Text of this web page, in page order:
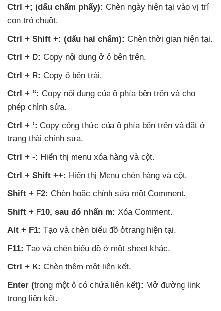
Ctrl +; (dấu chấm phẩy): Chèn ngày hiện tại vào vị trí
con trỏ chuột.
Ctrl + Shift +: (dấu hai chấm): Chèn thời gian hiện tại.
Ctrl + D: Copy nội dung ở ô bên trên.
Ctrl + R: Copy ô bên trái.
Ctrl + “: Copy nội dung của ô phía bên trên và cho
phép chỉnh sửa.
Ctrl + ‘: Copy công thức của ô phía bên trên và đặt ở
trạng thái chỉnh sửa.
Ctrl + -: Hiển thị menu xóa hàng và cột.
Ctrl + Shift ++: Hiển thị Menu chèn hàng và cột.
Shift + F2: Chèn hoặc chỉnh sửa một Comment.
Shift + F10, sau đó nhấn m: Xóa Comment.
Alt + F1: Tạo và chèn biểu đồ ởtrang hiện tại.
F11: Tạo và chèn biểu đồ ở một sheet khác.
Ctrl + K: Chèn thêm một liên kết.
Enter (trong một ô có chứa liên kết): Mở đường link
trong liên kết.